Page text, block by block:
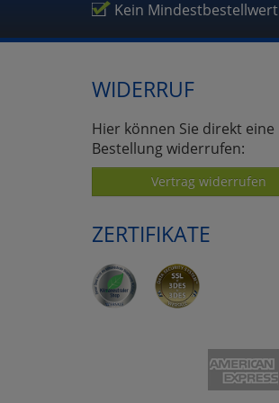
Kein Mindestbestellwert
WIDERRUF
Hier können Sie direkt eine
Bestellung widerrufen:
Vertrag widerrufen
ZERTIFIKATE